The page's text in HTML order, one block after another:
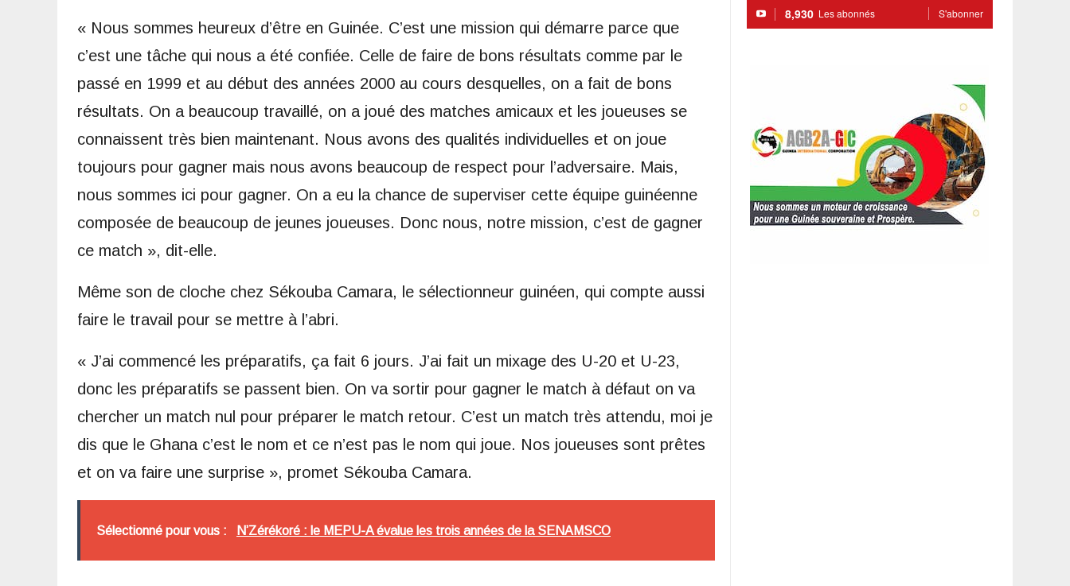
« Nous sommes heureux d’être en Guinée. C’est une mission qui démarre parce que
c’est une tâche qui nous a été confiée. Celle de faire de bons résultats comme par le
passé en 1999 et au début des années 2000 au cours desquelles, on a fait de bons
résultats. On a beaucoup travaillé, on a joué des matches amicaux et les joueuses se
connaissent très bien maintenant. Nous avons des qualités individuelles et on joue
toujours pour gagner mais nous avons beaucoup de respect pour l’adversaire. Mais,
nous sommes ici pour gagner. On a eu la chance de superviser cette équipe guinéenne
composée de beaucoup de jeunes joueuses. Donc nous, notre mission, c’est de gagner
ce match », dit-elle.
Même son de cloche chez Sékouba Camara, le sélectionneur guinéen, qui compte aussi
faire le travail pour se mettre à l’abri.
« J’ai commencé les préparatifs, ça fait 6 jours. J’ai fait un mixage des U-20 et U-23,
donc les préparatifs se passent bien. On va sortir pour gagner le match à défaut on va
chercher un match nul pour préparer le match retour. C’est un match très attendu, moi je
dis que le Ghana c’est le nom et ce n’est pas le nom qui joue. Nos joueuses sont prêtes
et on va faire une surprise », promet Sékouba Camara.
Sélectionné pour vous : N’Zérékoré : le MEPU-A évalue les trois années de la SENAMSCO
8,930 Les abonnés S'abonner